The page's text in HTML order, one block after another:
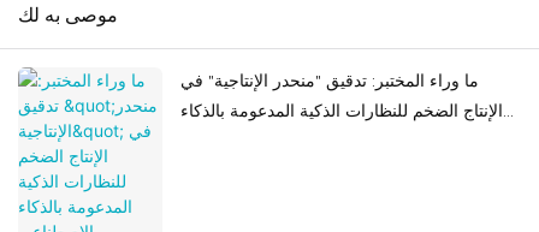
موصى به لك
ما وراء المختبر: تدقيق "منحدر الإنتاجية" في
الإنتاج الضخم للنظارات الذكية المدعومة بالذكاء